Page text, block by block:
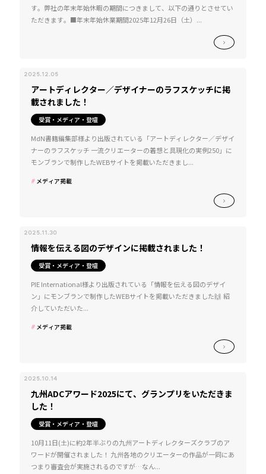
す。弊社の年末年始休暇の期間につきまして、以下の通りとさせてい
ただきます。■年末年始休業期間2025年12月26日（土）...
2025.12.05
アートディレクター／デザイナーのラフスケッチに掲
載されました！
受賞・メディア・登壇
MdN書籍編集部様より出版されている「アートディレクター／デザイ
ナーのラフスケッチ 一流クリエーターの着想と具現化の実例250」に
モンブランで制作したWEBサイトを掲載いただきまし...
メディア掲載
2025.11.30
情報を伝える図のデザインに掲載されました！
受賞・メディア・登壇
PIE International様より出版されている「情報を伝える図のデザイ
ン」にモンブランで制作したWEBサイトを掲載いただきました🙌 紹
介していただいた...
メディア掲載
2025.10.14
九州ADCアワード2025にて、グランプリをいただきま
した！
受賞・メディア・登壇
10月11日(土)に約2年半ぶりの九州アートディレクターズクラブのア
ワードが開催されました！ 九州各地のクリエーターの作品が一同にあ
つまり審査会が実施されるのですが…なん...